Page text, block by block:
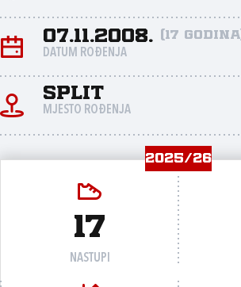
07.11.2008. (17 godina)
DATUM ROĐENJA
Split
MJESTO ROĐENJA
2025/26
17
NASTUPI